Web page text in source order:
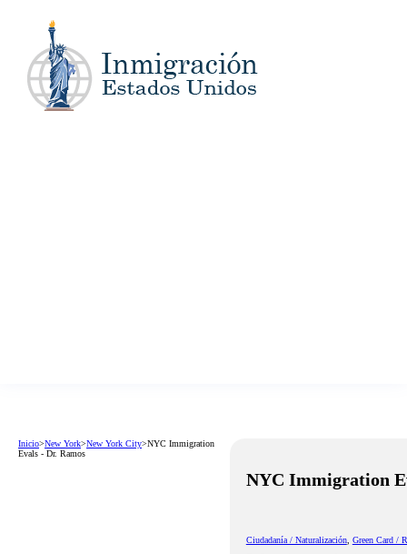
Inicio>New York>New York City>NYC Immigration
Evals - Dr. Ramos
NYC Immigration
Ciudadanía / Naturalización, Green Card /